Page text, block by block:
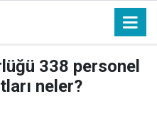
338 personel
neler?